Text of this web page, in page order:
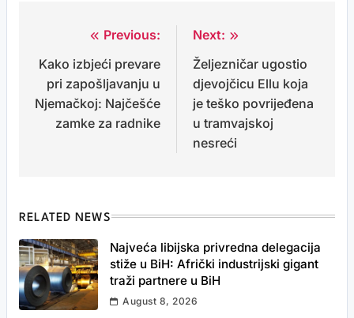
navigation
Previous:
Kako izbjeći prevare
pri zapošljavanju u
Njemačkoj: Najčešće
zamke za radnike
Next:
Željezničar ugostio
djevojčicu Ellu koja
je teško povrijeđena
u tramvajskoj
nesreći
RELATED NEWS
Najveća libijska privredna delegacija
stiže u BiH: Afrički industrijski gigant
traži partnere u BiH
August 8, 2026